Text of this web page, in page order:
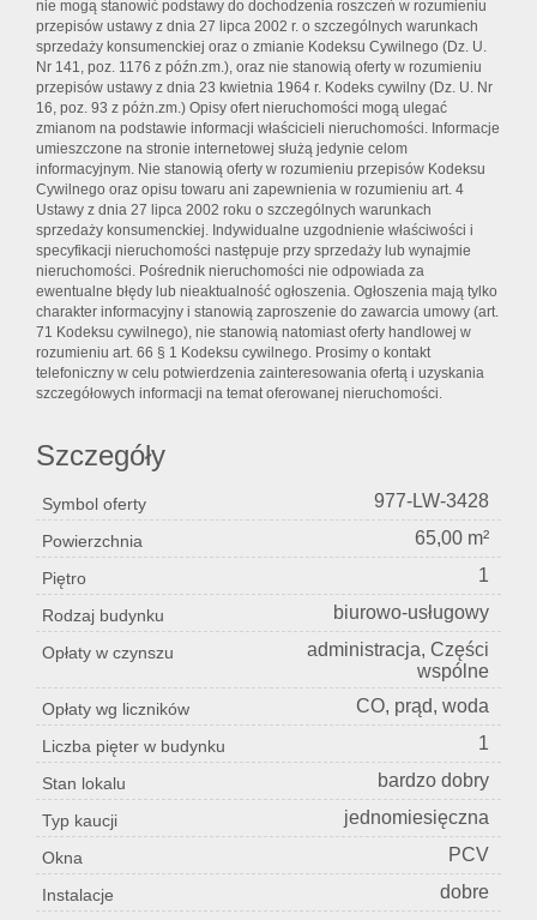
nie mogą stanowić podstawy do dochodzenia roszczeń w rozumieniu
przepisów ustawy z dnia 27 lipca 2002 r. o szczególnych warunkach
sprzedaży konsumenckiej oraz o zmianie Kodeksu Cywilnego (Dz. U.
Nr 141, poz. 1176 z późn.zm.), oraz nie stanowią oferty w rozumieniu
przepisów ustawy z dnia 23 kwietnia 1964 r. Kodeks cywilny (Dz. U. Nr
16, poz. 93 z póżn.zm.) Opisy ofert nieruchomości mogą ulegać
zmianom na podstawie informacji właścicieli nieruchomości. Informacje
umieszczone na stronie internetowej służą jedynie celom
informacyjnym. Nie stanowią oferty w rozumieniu przepisów Kodeksu
Cywilnego oraz opisu towaru ani zapewnienia w rozumieniu art. 4
Ustawy z dnia 27 lipca 2002 roku o szczególnych warunkach
sprzedaży konsumenckiej. Indywidualne uzgodnienie właściwości i
specyfikacji nieruchomości następuje przy sprzedaży lub wynajmie
nieruchomości. Pośrednik nieruchomości nie odpowiada za
ewentualne błędy lub nieaktualność ogłoszenia. Ogłoszenia mają tylko
charakter informacyjny i stanowią zaproszenie do zawarcia umowy (art.
71 Kodeksu cywilnego), nie stanowią natomiast oferty handlowej w
rozumieniu art. 66 § 1 Kodeksu cywilnego. Prosimy o kontakt
telefoniczny w celu potwierdzenia zainteresowania ofertą i uzyskania
szczegółowych informacji na temat oferowanej nieruchomości.
Szczegóły
Symbol oferty 977-LW-3428
Powierzchnia 65,00 m²
Piętro 1
Rodzaj budynku biurowo-usługowy
Opłaty w czynszu
administracja, Części
wspólne
Opłaty wg liczników CO, prąd, woda
Liczba pięter w budynku 1
Stan lokalu bardzo dobry
Typ kaucji jednomiesięczna
Okna PCV
Instalacje dobre